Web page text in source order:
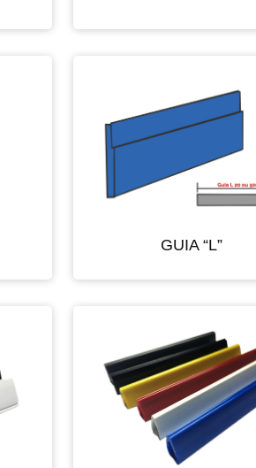
GUIA “L”